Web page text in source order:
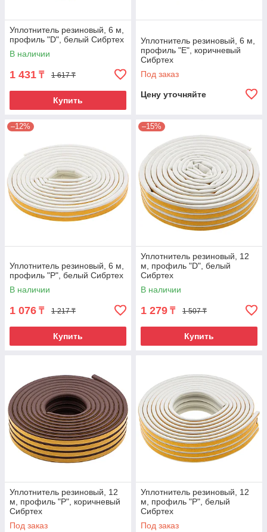
Уплотнитель резиновый, 6 м,
профиль "D", белый Сибртех
В наличии
1 431 ₸ 1 617 ₸
Купить
Уплотнитель резиновый, 6 м,
профиль "E", коричневый
Сибртех
Под заказ
Цену уточняйте
–12%
Уплотнитель резиновый, 6 м,
профиль "P", белый Сибртех
В наличии
1 076 ₸ 1 217 ₸
Купить
–15%
Уплотнитель резиновый, 12
м, профиль "D", белый
Сибртех
В наличии
1 279 ₸ 1 507 ₸
Купить
Уплотнитель резиновый, 12
м, профиль "P", коричневый
Сибртех
Под заказ
Уплотнитель резиновый, 12
м, профиль "P", белый
Сибртех
Под заказ